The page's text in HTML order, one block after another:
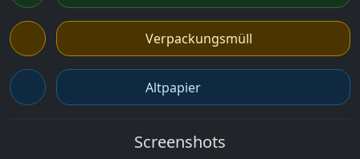
Verpackungsmüll
Altpapier
Screenshots